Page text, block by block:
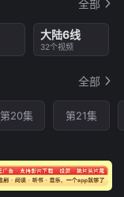
全部
大陆6线
32个视频
全部
第20集 第21集